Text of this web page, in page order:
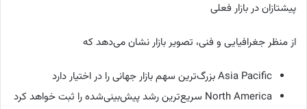
پیشتازان در بازار فعلی
از منظر جغرافیایی و فنی، تصویر بازار نشان می‌دهد که
Asia Pacific بزرگ‌ترین سهم بازار جهانی را در اختیار دارد
North America سریع‌ترین رشد پیش‌بینی‌شده را ثبت خواهد کرد